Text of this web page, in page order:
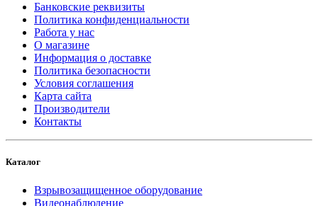
Банковские реквизиты
Политика конфиденциальности
Работа у нас
О магазине
Информация о доставке
Политика безопасности
Условия соглашения
Карта сайта
Производители
Контакты
Каталог
Взрывозащищенное оборудование
Видеонаблюдение